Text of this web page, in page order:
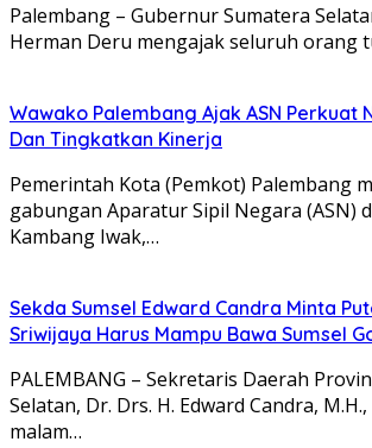
Palembang – Gubernur Sumatera
Herman Deru mengajak seluruh orang
Wawako Palembang Ajak ASN Perkuat
Dan Tingkatkan Kinerja
Pemerintah Kota (Pemkot) Palembang
gabungan Aparatur Sipil Negara (ASN)
Kambang Iwak,…
Sekda Sumsel Edward Candra Minta
Sriwijaya Harus Mampu Bawa Sumsel
PALEMBANG – Sekretaris Daerah
Selatan, Dr. Drs. H. Edward Candra,
malam…